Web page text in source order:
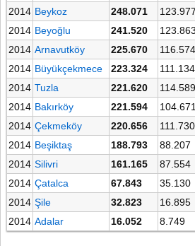
2014 Beykoz 248.071 123.977
2014 Beyoğlu 241.520 123.863
2014 Arnavutköy 225.670 116.574
2014 Büyükçekmece 223.324 111.134
2014 Tuzla 221.620 114.589
2014 Bakırköy 221.594 104.671
2014 Çekmeköy 220.656 111.730
2014 Beşiktaş 188.793 88.207
2014 Silivri 161.165 87.554
2014 Çatalca 67.843 35.130
2014 Şile 32.823 16.895
2014 Adalar 16.052 8.749